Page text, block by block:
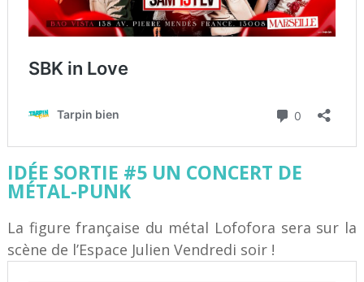
IDÉE SORTIE #5 UN CONCERT DE
MÉTAL-PUNK
La figure française du métal Lofofora sera sur la
scène de l’Espace Julien Vendredi soir !